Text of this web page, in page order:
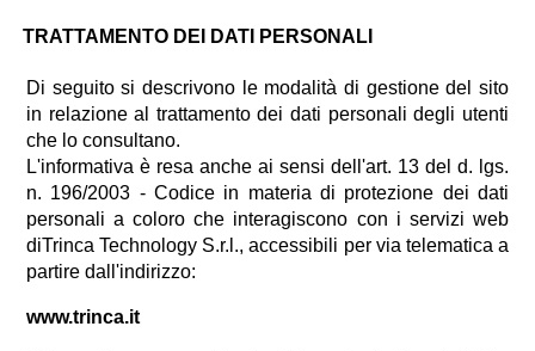
TRATTAMENTO DEI DATI PERSONALI
Di seguito si descrivono le modalità di gestione del sito
in relazione al trattamento dei dati personali degli utenti
che lo consultano.
L'informativa è resa anche ai sensi dell'art. 13 del d. lgs.
n. 196/2003 - Codice in materia di protezione dei dati
personali a coloro che interagiscono con i servizi web
diTrinca Technology S.r.l., accessibili per via telematica a
partire dall'indirizzo:
www.trinca.it